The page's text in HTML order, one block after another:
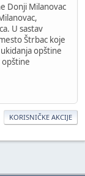
Donji Milanovac
U sastav
Štrbac koje
opštine
opštine
KORISNIČKE AKCIJE